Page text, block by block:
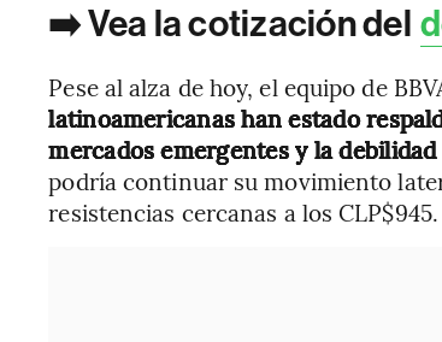
➡️ Vea la cotización del
Pese al alza de hoy, el equipo de
latinoamericanas han estado
mercados emergentes y la
podría continuar su movimiento
resistencias cercanas a los CLP$945.